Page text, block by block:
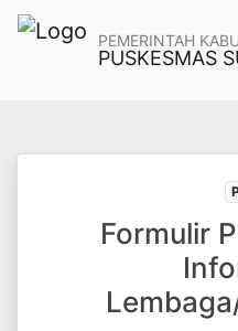
PEMERINTAH
PUSKESMAS
Formulir